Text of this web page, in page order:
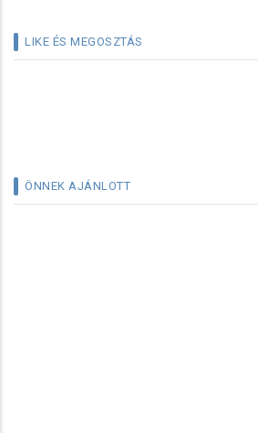
LIKE ÉS MEGOSZTÁS
ÖNNEK AJÁNLOTT